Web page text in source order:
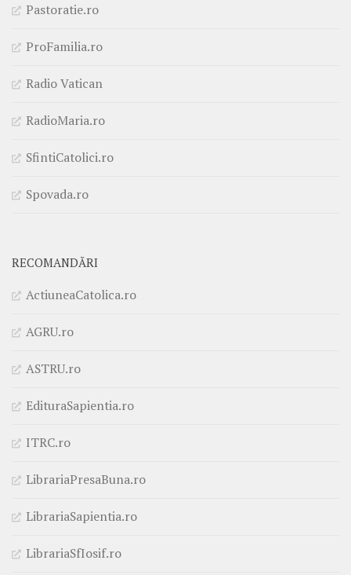
Pastoratie.ro
ProFamilia.ro
Radio Vatican
RadioMaria.ro
SfintiCatolici.ro
Spovada.ro
RECOMANDĂRI
ActiuneaCatolica.ro
AGRU.ro
ASTRU.ro
EdituraSapientia.ro
ITRC.ro
LibrariaPresaBuna.ro
LibrariaSapientia.ro
LibrariaSfIosif.ro